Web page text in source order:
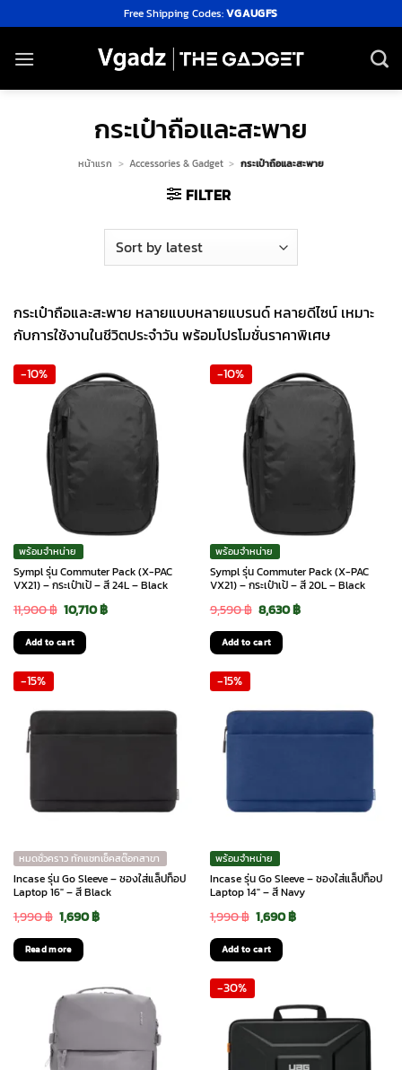
to
content
Free Shipping Codes:VGAUGFS
กระเป๋าถือและสะพาย
หน้าแรก > Accessories & Gadget > กระเป๋าถือและสะพาย
FILTER
กระเป๋าถือและสะพาย หลายแบบหลายแบรนด์ หลายดีไซน์ เหมาะ
กับการใช้งานในชีวิตประจำวัน พร้อมโปรโมชั่นราคาพิเศษ
-10%
พร้อมจำหน่าย
Sympl รุ่น Commuter Pack (X-PAC
VX21) – กระเป๋าเป้ – สี 24L – Black
11,900฿ Original
price
was:
10,710฿Current
Add to cart
-10%
พร้อมจำหน่าย
Sympl รุ่น Commuter Pack (X-PAC
VX21) – กระเป๋าเป้ – สี 20L – Black
9,590฿ Original
price
was:
8,630฿Current
Add to cart
-15%
หมดชั่วคราว ทักแชทเช็คสต๊อกสาขา
Incase รุ่น Go Sleeve – ซองใส่แล็ปท็อป
Laptop 16″ – สี Black
1,990฿ Original
price
was:
1,990 ฿.
1,690฿Current
1,690 ฿.
Read more
-15%
พร้อมจำหน่าย
Incase รุ่น Go Sleeve – ซองใส่แล็ปท็อป
Laptop 14″ – สี Navy
1,990฿ Original
price
was:
1,690฿Current
Add to cart
-30%